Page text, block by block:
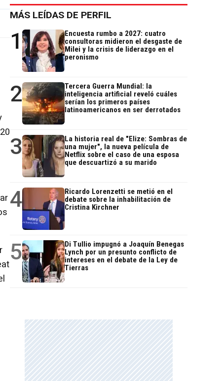
MÁS LEÍDAS DE PERFIL
1
Encuesta rumbo a 2027: cuatro
consultoras midieron el desgaste de
Milei y la crisis de liderazgo en el
peronismo
2
Tercera Guerra Mundial: la
inteligencia artificial reveló cuáles
serían los primeros países
latinoamericanos en ser derrotados
3
La historia real de "Elize: Sombras de
una mujer", la nueva película de
Netflix sobre el caso de una esposa
que descuartizó a su marido
4
Ricardo Lorenzetti se metió en el
debate sobre la inhabilitación de
Cristina Kirchner
5
Di Tullio impugnó a Joaquín Benegas
Lynch por un presunto conflicto de
intereses en el debate de la Ley de
Tierras